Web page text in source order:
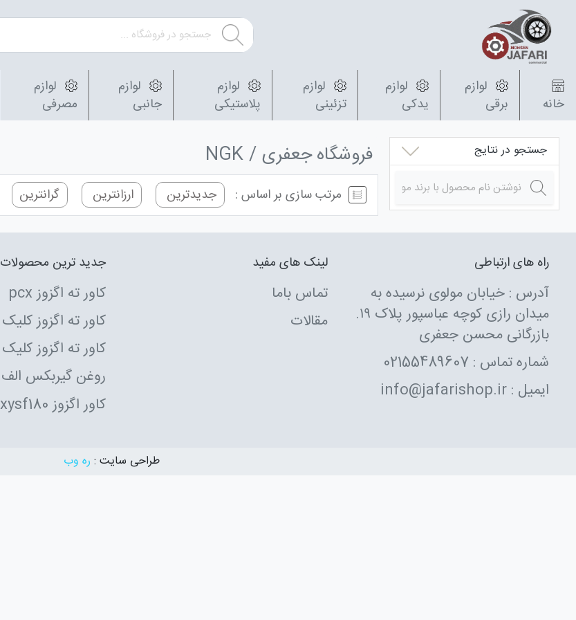
خانه
لوازم
برقی
لوازم
یدکی
لوازم
تزئینی
لوازم
پلاستیکی
لوازم
جانبی
لوازم
مصرفی
جستجو در نتایج فروشگاه جعفری NGK
مرتب سازی بر اساس : جدیدترین ارزانترین گرانترین
راه های ارتباطی
آدرس : خیابان مولوی نرسیده به
میدان رازی کوچه عباسپور پلاک ۱۹.
بازرگانی محسن جعفری
شماره تماس : 02155489607
ایمیل : info@jafarishop.ir
لینک های مفید
تماس باما
مقالات
جدید ترین محصولات
کاور ته اگزوز pcx
کاور ته اگزوز کلیک ۱۷۰
کاور ته اگزوز کلیک ۱۶۰
روغن گیربکس الف
کاور اگزوز galaxysf180
طراحی سایت : ره وب